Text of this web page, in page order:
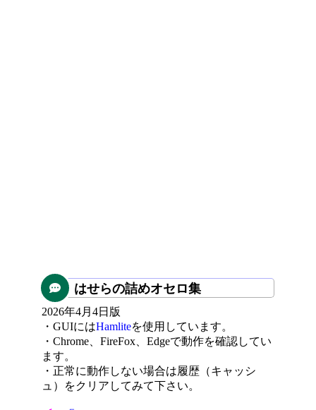
はせらの詰めオセロ集
2026年4月4日版
・GUIにはHamliteを使用しています。
・Chrome、FireFox、Edgeで動作を確認してい
ます。
・正常に動作しない場合は履歴（キャッシ
ュ）をクリアしてみて下さい。